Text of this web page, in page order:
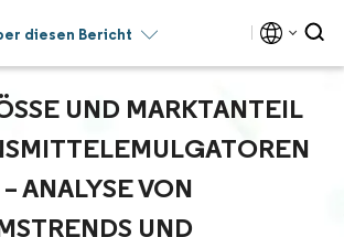
diesen Bericht
UND MARKTANTEIL F
I
VON W
UND P